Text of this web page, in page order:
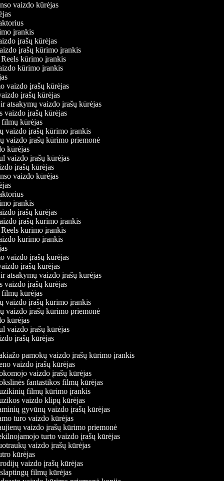
vaizdo kūrėjas
įrankis
įrašų kūrėjas
įrašų kūrimo įrankis
Reels kūrimo įrankis
kūrimo įrankis
vaizdo įrašų kūrėjas
įrašų kūrėjas
ir atsakymų vaizdo įrašų kūrėjas
vaizdo įrašų kūrėjas
filmų kūrėjas
vaizdo įrašų kūrimo įrankis
vaizdo įrašų kūrimo priemonė
kūrėjas
vaizdo įrašų kūrėjas
įrašų kūrėjas
vaizdo kūrėjas
įrankis
įrašų kūrėjas
įrašų kūrimo įrankis
Reels kūrimo įrankis
kūrimo įrankis
vaizdo įrašų kūrėjas
įrašų kūrėjas
ir atsakymų vaizdo įrašų kūrėjas
vaizdo įrašų kūrėjas
filmų kūrėjas
vaizdo įrašų kūrimo įrankis
vaizdo įrašų kūrimo priemonė
kūrėjas
vaizdo įrašų kūrėjas
įrašų kūrėjas
pamokų vaizdo įrašų kūrimo įrankis
vaizdo įrašų kūrėjas
vaizdo įrašų kūrėjas
fantastikos filmų kūrėjas
filmų kūrimo įrankis
vaizdo klipų kūrėjas
gyvūnų vaizdo įrašų kūrėjas
turo vaizdo kūrėjas
vaizdo įrašų kūrimo priemonė
turto vaizdo įrašų kūrėjas
vaizdo įrašų kūrėjas
kūrėjas
vaizdo įrašų kūrėjas
filmų kūrėjas